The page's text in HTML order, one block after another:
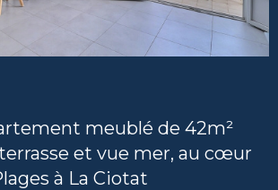
meublé de 42m²
et vue mer, au cœur
à La Ciotat